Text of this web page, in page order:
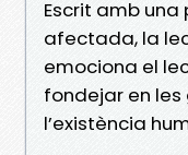
Escrit amb una
afectada, la
emociona el
fondejar en les
l’existència